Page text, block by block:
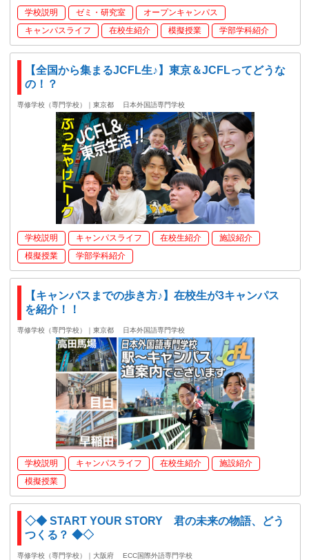
学校説明 ゼミ・研究室
オープンキャンパス
キャンパスライフ
在校生紹介 模擬授業 学部学科紹介
【全国から集まるJCFL生♪】東京＆JCFLってどうな
の！？
専修学校（専門学校）｜東京都 日本外国語専門学校
学校説明 キャンパスライフ 在校生紹介
施設紹介
模擬授業
学部学科紹介
【キャンパスまでの歩き方♪】在校生が3キャンパス
を紹介！！
専修学校（専門学校）｜東京都 日本外国語専門学校
学校説明 キャンパスライフ 在校生紹介
施設紹介
模擬授業
◇◆ START YOUR STORY 君の未来の物語、どう
つくる？ ◆◇
専修学校（専門学校）｜大阪府 ECC国際外語専門学校